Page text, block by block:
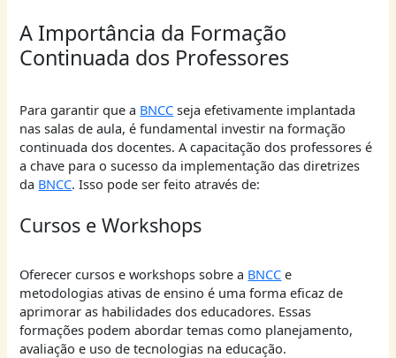
A Importância da Formação
Continuada dos Professores
Para garantir que a BNCC seja efetivamente implantada
nas salas de aula, é fundamental investir na formação
continuada dos docentes. A capacitação dos professores é
a chave para o sucesso da implementação das diretrizes
da BNCC. Isso pode ser feito através de:
Cursos e Workshops
Oferecer cursos e workshops sobre a BNCC e
metodologias ativas de ensino é uma forma eficaz de
aprimorar as habilidades dos educadores. Essas
formações podem abordar temas como planejamento,
avaliação e uso de tecnologias na educação.